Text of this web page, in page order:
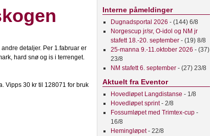
detaljer. Per 1.fabruar er
hard snø og is i terrenget.
Vipps 30 kr til 128071 for bruk
Interne påmeldinger
Dugnadsportal 2026 - (144) 6/8
Norgescup jr/sr, O-idol og NM jr
stafett 18.-20. september- (19) 8/8
25-manna 9.-11.oktober 2026 - (37)
23/8
NM stafett 6. september- (27) 23/8
Aktuelt fra Eventor
Hovedløpet Langdistanse - 1/8
Hovedløpet sprint- 2/8
Fossumløpet med Trimtex-cup-
16/8
Hemingløpet- 22/8